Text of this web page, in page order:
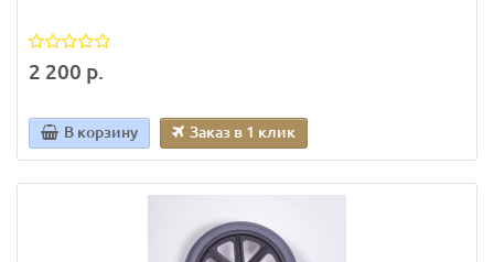
2 200 р.
В корзину Заказ в 1 клик